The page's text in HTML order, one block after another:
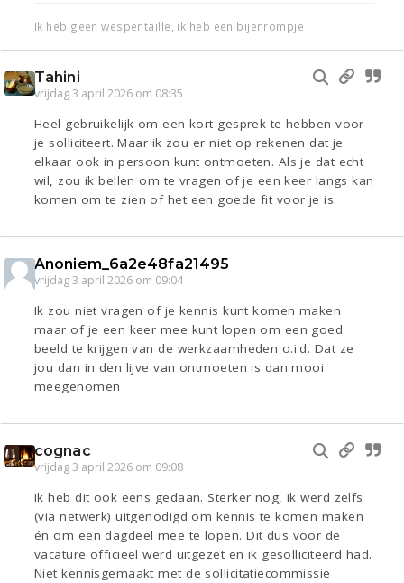
Ik heb geen wespentaille, ik heb een bijenrompje
Tahini
vrijdag 3 april 2026 om 08:35
Heel gebruikelijk om een kort gesprek te hebben voor
je solliciteert. Maar ik zou er niet op rekenen dat je
elkaar ook in persoon kunt ontmoeten. Als je dat echt
wil, zou ik bellen om te vragen of je een keer langs kan
komen om te zien of het een goede fit voor je is.
Anoniem_6a2e48fa21495
vrijdag 3 april 2026 om 09:04
Ik zou niet vragen of je kennis kunt komen maken
maar of je een keer mee kunt lopen om een goed
beeld te krijgen van de werkzaamheden o.i.d. Dat ze
jou dan in den lijve van ontmoeten is dan mooi
meegenomen
cognac
vrijdag 3 april 2026 om 09:08
Ik heb dit ook eens gedaan. Sterker nog, ik werd zelfs
(via netwerk) uitgenodigd om kennis te komen maken
én om een dagdeel mee te lopen. Dit dus voor de
vacature officieel werd uitgezet en ik gesolliciteerd had.
Niet kennisgemaakt met de sollicitatiecommissie